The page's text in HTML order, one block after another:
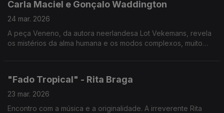
Carla Maciel e Gonçalo Waddington
24 mar. 2026
A peça Veneno, da autora neerlandesa Lot Vekemans, revela
os mistérios da alma humana e os modos complexos, muito
"Fado Tropical" - Rita Braga
23 mar. 2026
Encontro com a música e a originalidade. A irreverente Rita